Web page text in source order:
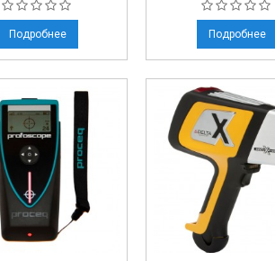
Подробнее Подробнее